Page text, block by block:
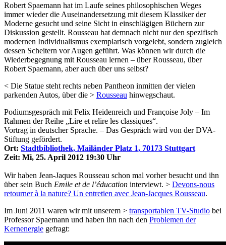
Robert Spaemann hat im Laufe seines philosophischen Weges
immer wieder die Auseinandersetzung mit diesem Klassiker der
Moderne gesucht und seine Sicht in einschlägigen Büchern zur
Diskussion gestellt. Rousseau hat demnach nicht nur den spezifisch
modernen Individualismus exemplarisch vorgelebt, sondern zugleich
dessen Scheitern vor Augen geführt. Was können wir durch die
Wiederbegegnung mit Rousseau lernen – über Rousseau, über
Robert Spaemann, aber auch über uns selbst?
< Die Statue steht rechts neben Pantheon inmitten der vielen
parkenden Autos, über die > Rousseau hinwegschaut.
Podiumsgespräch mit Felix Heidenreich und Françoise Joly – Im
Rahmen der Reihe „Lire et relire les classiques“.
Vortrag in deutscher Sprache. – Das Gespräch wird von der DVA-
Stiftung gefördert.
Ort: Stadtbibliothek, Mailänder Platz 1, 70173 Stuttgart
Zeit: Mi, 25. April 2012 19:30 Uhr
Wir haben Jean-Jaques Rousseau schon mal vorher besucht und ihn
über sein Buch Emile et de l’éducation interviewt. > Devons-nous
retourner à la nature? Un entretien avec Jean-Jacques Rousseau.
Im Juni 2011 waren wir mit unserem > transportablen TV-Studio bei
Professor Spaemann und haben ihn nach den Problemen der
Kernenergie gefragt: